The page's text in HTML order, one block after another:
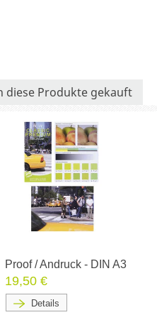
diese Produkte gekauft
Proof / Andruck - DIN A3
19,50 €
Details